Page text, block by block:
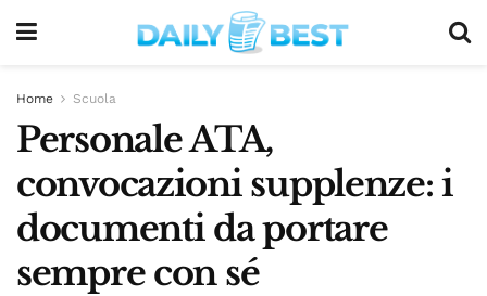
Home Scuola
Personale ATA,
convocazioni supplenze: i
documenti da portare
sempre con sé